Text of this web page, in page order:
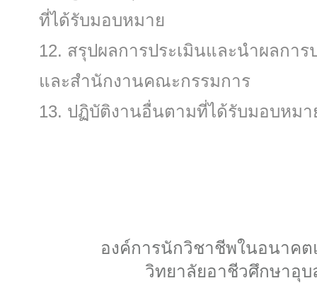
ที่ได้รับมอบหมาย
สรุปผลการประเมินและนําผลกา
และสํานักงานคณะกรรมการ
ปฏิบัติงานอื่นตามที่ได้รับมอบหมา
องค์การนักวิชาชีพในอนาคต
วิทยาลัยอาชีวศึกษาอุ